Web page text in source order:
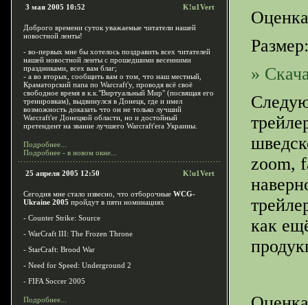
3 мая 2005 10:52 K!u1Vert
Доброго времени суток уважаемые читатели нашей
новостной ленты!
- во-первых мне бы хотелось поздравить всех читателей
нашей новостной ленты с прошедшими весенними
праздниками, всех вам благ;
- а во вторых, сообщить вам о том, что наш местный,
Краматорский папа по Warcraft'у, проводя всё своё
свободное время в к.к."Виртуальный Мир" (посвящая его
тренировкам), выдвинулся в Донецк, где и имел
возможность доказать что он не только лучший
Warcraft'er Донецкой области, но и достойный
претендент на звание лучшего Warcraft'era Украины.
Подробнее...
Подробнее - в новом окне...
25 апреля 2005 12:50 K!u1Vert
Сегодня мне стало извесно, что отборочные WCG-
Ukraine 2005 пройдут в пяти номинациях
- Counter Strike: Source
- WarCraft III: The Frozen Throne
- StarCraft: Brood War
- Need for Speed: Underground 2
- FIFA Soccer 2005
Подробнее...
»
zoom,
как